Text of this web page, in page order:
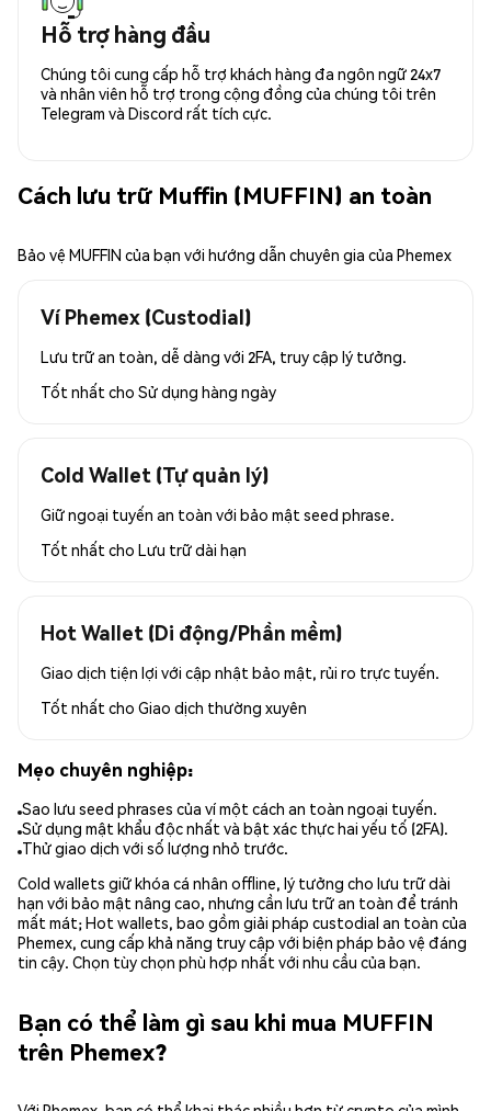
Hỗ trợ hàng đầu
Chúng tôi cung cấp hỗ trợ khách hàng đa ngôn ngữ 24x7
và nhân viên hỗ trợ trong cộng đồng của chúng tôi trên
Telegram và Discord rất tích cực.
Cách lưu trữ Muffin (MUFFIN) an toàn
Bảo vệ MUFFIN của bạn với hướng dẫn chuyên gia của Phemex
Ví Phemex (Custodial)
Lưu trữ an toàn, dễ dàng với 2FA, truy cập lý tưởng.
Tốt nhất cho Sử dụng hàng ngày
Cold Wallet (Tự quản lý)
Giữ ngoại tuyến an toàn với bảo mật seed phrase.
Tốt nhất cho Lưu trữ dài hạn
Hot Wallet (Di động/Phần mềm)
Giao dịch tiện lợi với cập nhật bảo mật, rủi ro trực tuyến.
Tốt nhất cho Giao dịch thường xuyên
Mẹo chuyên nghiệp:
Sao lưu seed phrases của ví một cách an toàn ngoại tuyến.
Sử dụng mật khẩu độc nhất và bật xác thực hai yếu tố (2FA).
Thử giao dịch với số lượng nhỏ trước.
Cold wallets giữ khóa cá nhân offline, lý tưởng cho lưu trữ dài
hạn với bảo mật nâng cao, nhưng cần lưu trữ an toàn để tránh
mất mát; Hot wallets, bao gồm giải pháp custodial an toàn của
Phemex, cung cấp khả năng truy cập với biện pháp bảo vệ đáng
tin cậy. Chọn tùy chọn phù hợp nhất với nhu cầu của bạn.
Bạn có thể làm gì sau khi mua MUFFIN
trên Phemex?